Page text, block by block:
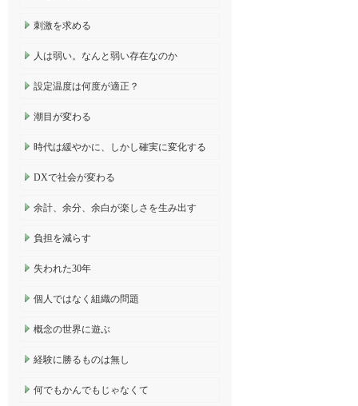
刺激を求める
人は弱い。なんと弱い存在なのか
設定温度は何度が適正？
潮目が変わる
時代は緩やかに、しかし確実に変化する
DXで社会が変わる
余計、余分、余白が楽しさを生み出す
負担を減らす
失われた30年
個人ではなく組織の問題
概念の世界に遊ぶ
経験に勝るものは無し
何でもかんでもじゃなくて